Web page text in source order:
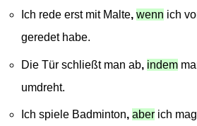
Ich rede erst mit Malte, wenn ich
geredet habe.
Die Tür schließt man ab, indem
umdreht.
Ich spiele Badminton, aber ich